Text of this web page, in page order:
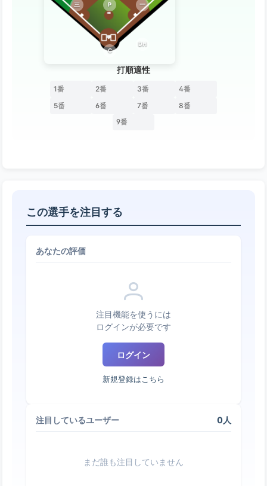
P
C
一
三
DH
打順適性
1番 2番 3番
4番
5番
6番 7番
8番
9番
この選手を注目する
あなたの評価
注目機能を使うには
ログインが必要です
ログイン
新規登録はこちら
注目しているユーザー 0人
まだ誰も注目していません